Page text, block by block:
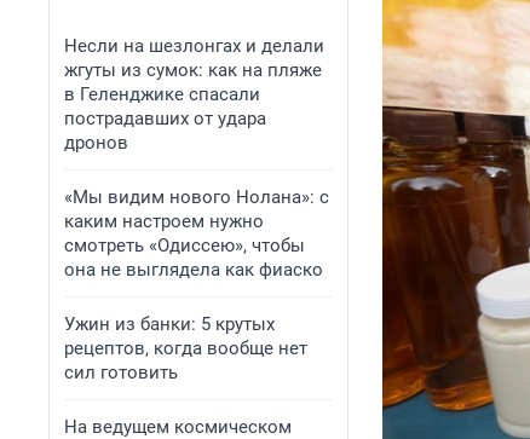
Несли на шезлонгах и делали
жгуты из сумок: как на пляже
в Геленджике спасали
пострадавших от удара
дронов
«Мы видим нового Нолана»: с
каким настроем нужно
смотреть «Одиссею», чтобы
она не выглядела как фиаско
Ужин из банки: 5 крутых
рецептов, когда вообще нет
сил готовить
На ведущем космическом